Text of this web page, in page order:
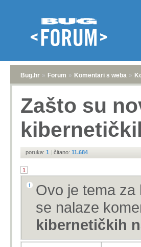
Bug.hr » Forum » Komentari s weba »
Zašto su
poruka: 1 | čitano: 11.684
1
Ovo je tema za
se nalaze
kibernetičkih